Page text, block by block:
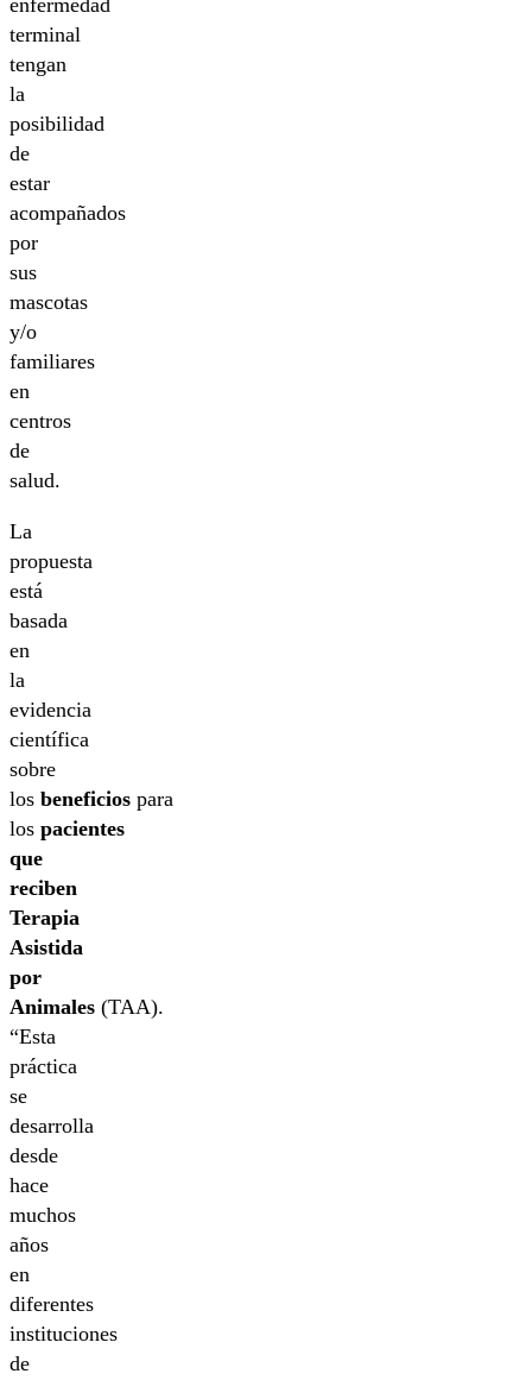
terminal
tengan
la
posibilidad
de
estar
acompañados
por
sus
mascotas
y/o
familiares
en
centros
de
salud.
La
propuesta
está
basada
en
la
evidencia
científica
sobre
los beneficios para
los pacientes
que
reciben
Terapia
Asistida
por
Animales (TAA).
“Esta
práctica
se
desarrolla
desde
hace
muchos
años
en
diferentes
instituciones
de